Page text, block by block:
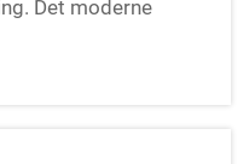
Det moderne
i alle